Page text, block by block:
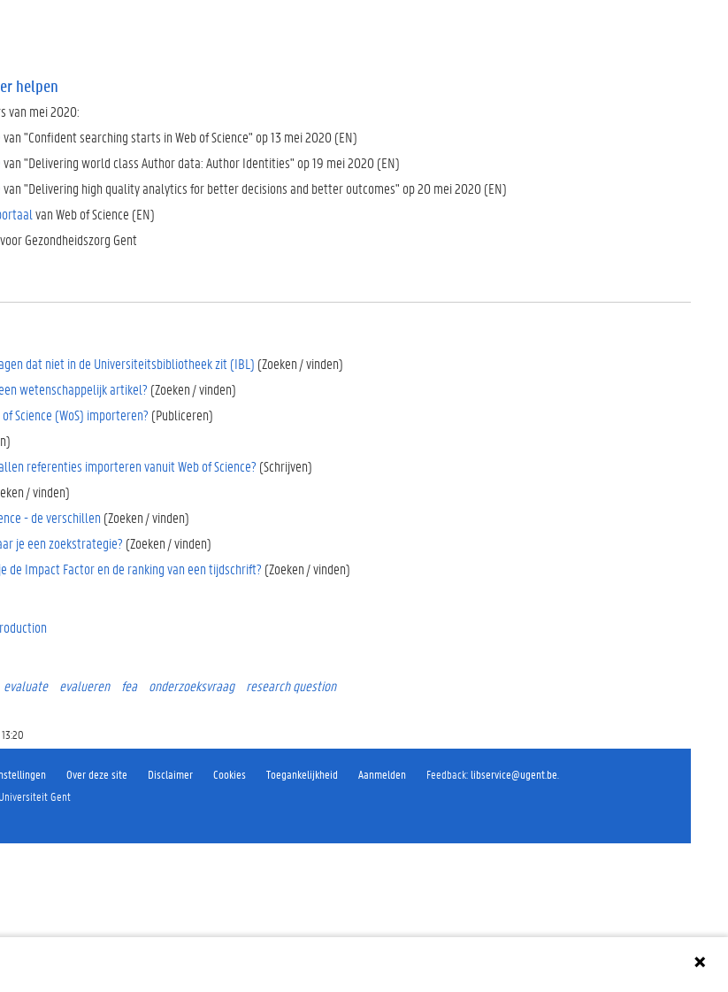
helpen
van mei 2020:
van "Confident searching starts in Web of Science" op 13 mei 2020 (EN)
van "Delivering world class Author data: Author Identities" op 19 mei 2020 (EN)
van "Delivering high quality analytics for better decisions and better outcomes" op 20 mei 2020 (EN)
van Web of Science (EN)
Gezondheidszorg Gent
dat niet in de Universiteitsbibliotheek zit (IBL) (Zoeken / vinden)
wetenschappelijk artikel? (Zoeken / vinden)
Science (WoS) importeren? (Publiceren)
referenties importeren vanuit Web of Science? (Schrijven)
/ vinden)
- de verschillen (Zoeken / vinden)
je een zoekstrategie? (Zoeken / vinden)
de Impact Factor en de ranking van een tijdschrift? (Zoeken / vinden)
evaluate evalueren fea onderzoeksvraag
research question
Over deze site Disclaimer Cookies Toegankelijkheid Aanmelden Feedback:libservice@ugent.be
Universiteit Gent